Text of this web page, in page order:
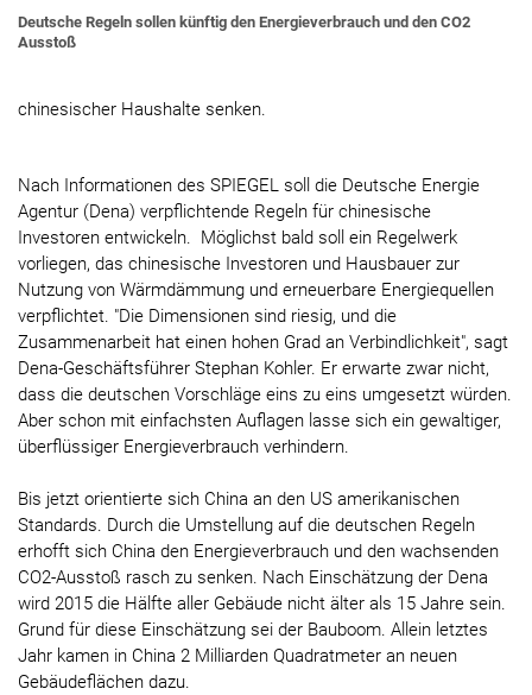
Deutsche Regeln sollen künftig den Energieverbrauch und den CO2
Ausstoß
chinesischer Haushalte senken.
Nach Informationen des SPIEGEL soll die Deutsche Energie
Agentur (Dena) verpflichtende Regeln für chinesische
Investoren entwickeln. Möglichst bald soll ein Regelwerk
vorliegen, das chinesische Investoren und Hausbauer zur
Nutzung von Wärmdämmung und erneuerbare Energiequellen
verpflichtet. "Die Dimensionen sind riesig, und die
Zusammenarbeit hat einen hohen Grad an Verbindlichkeit", sagt
Dena-Geschäftsführer Stephan Kohler. Er erwarte zwar nicht,
dass die deutschen Vorschläge eins zu eins umgesetzt würden.
Aber schon mit einfachsten Auflagen lasse sich ein gewaltiger,
überflüssiger Energieverbrauch verhindern.
Bis jetzt orientierte sich China an den US amerikanischen
Standards. Durch die Umstellung auf die deutschen Regeln
erhofft sich China den Energieverbrauch und den wachsenden
CO2-Ausstoß rasch zu senken. Nach Einschätzung der Dena
wird 2015 die Hälfte aller Gebäude nicht älter als 15 Jahre sein.
Grund für diese Einschätzung sei der Bauboom. Allein letztes
Jahr kamen in China 2 Milliarden Quadratmeter an neuen
Gebäudeflächen dazu.